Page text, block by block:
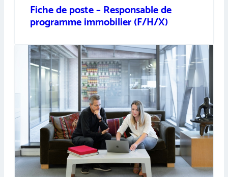
Fiche de poste – Responsable de
programme immobilier (F/H/X)